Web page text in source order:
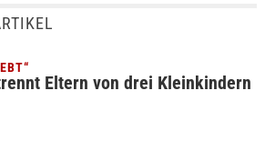
Eltern von drei Kleinkindern